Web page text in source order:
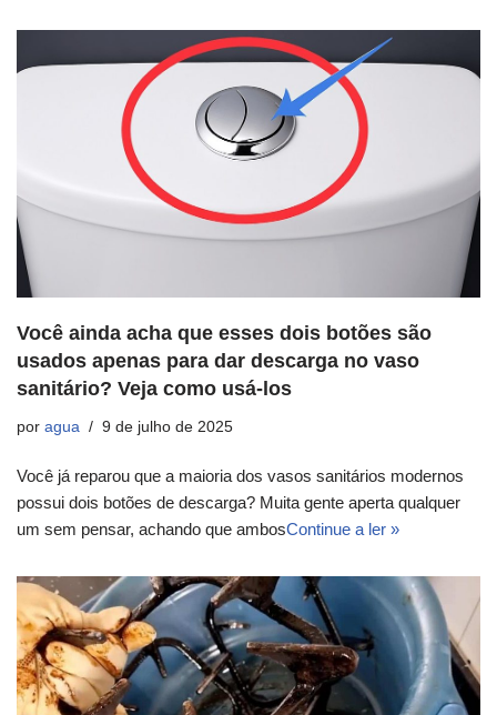
Você ainda acha que esses dois botões são
usados apenas para dar descarga no vaso
sanitário? Veja como usá-los
por agua 9 de julho de 2025
Você já reparou que a maioria dos vasos sanitários modernos
possui dois botões de descarga? Muita gente aperta qualquer
um sem pensar, achando que ambosContinue a ler »